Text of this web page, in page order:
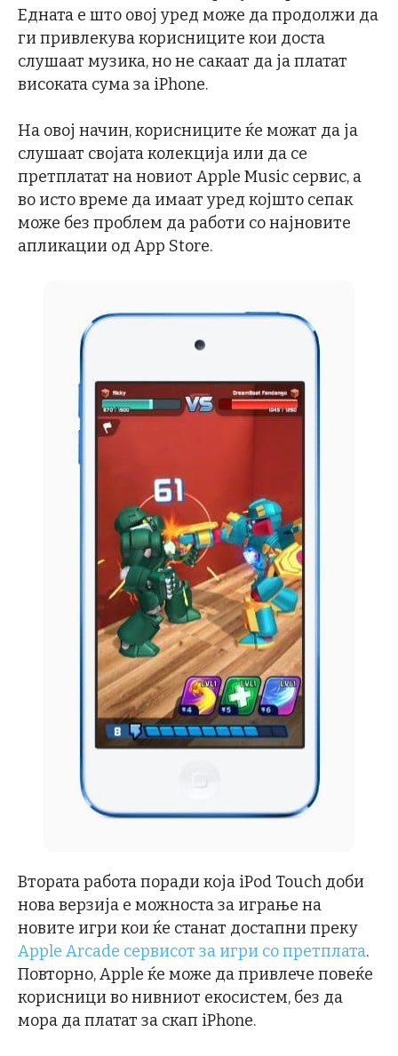
Едната е што овој уред може да продолжи да
ги привлекува корисниците кои доста
слушаат музика, но не сакаат да ја платат
високата сума за iPhone.
На овој начин, корисниците ќе можат да ја
слушаат својата колекција или да се
претплатат на новиот Apple Music сервис, а
во исто време да имаат уред којшто сепак
може без проблем да работи со најновите
апликации од App Store.
Втората работа поради која iPod Touch доби
нова верзија е можноста за играње на
новите игри кои ќе станат достапни преку
Apple Arcade сервисот за игри со претплата.
Повторно, Apple ќе може да привлече повеќе
корисници во нивниот екосистем, без да
мора да платат за скап iPhone.